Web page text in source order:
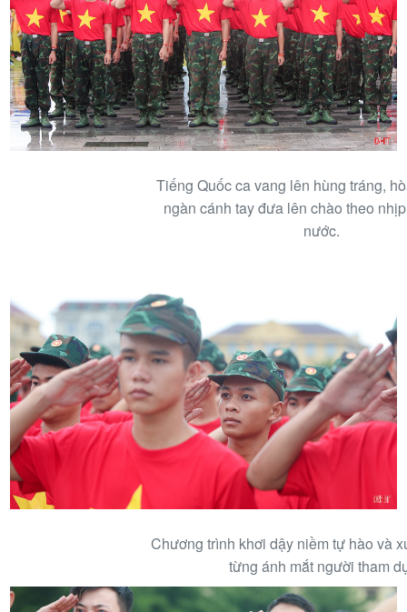
Tiếng Quốc ca vang lên hùng tráng,
ngàn cánh tay đưa lên chào theo
nước.
Chương trình khơi dậy niềm tự hào và
từng ánh mắt người tham